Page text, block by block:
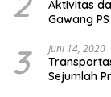
Aktivitas
Gawang
3 Juni 14, 2020
Sejumlah